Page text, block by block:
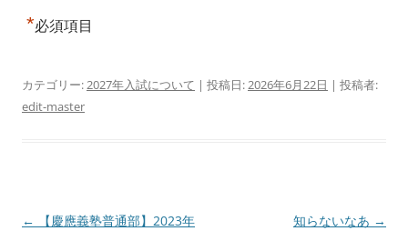
*必須項目
カテゴリー:2027年入試について | 投稿日:2026年6月22日 | 投稿者:
edit-master
投
←
【慶應義塾普通部】2023年
知らないなあ →